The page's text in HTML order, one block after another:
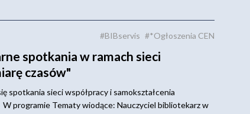
#BIBservis #*Ogłoszenia CEN
spotkania w ramach sieci
czasów"
spotkania sieci współpracy i samokształcenia
W programie Tematy wiodące: Nauczyciel bibliotekarz w